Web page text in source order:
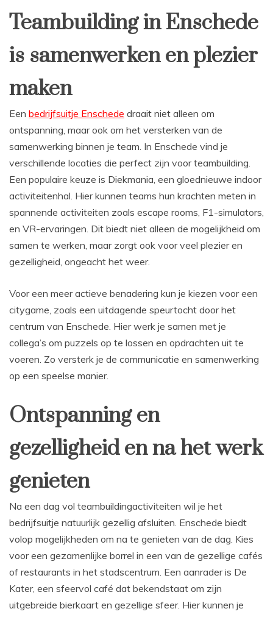
Teambuilding in Enschede
is samenwerken en plezier
maken
Een bedrijfsuitje Enschede draait niet alleen om
ontspanning, maar ook om het versterken van de
samenwerking binnen je team. In Enschede vind je
verschillende locaties die perfect zijn voor teambuilding.
Een populaire keuze is Diekmania, een gloednieuwe indoor
activiteitenhal. Hier kunnen teams hun krachten meten in
spannende activiteiten zoals escape rooms, F1-simulators,
en VR-ervaringen. Dit biedt niet alleen de mogelijkheid om
samen te werken, maar zorgt ook voor veel plezier en
gezelligheid, ongeacht het weer.
Voor een meer actieve benadering kun je kiezen voor een
citygame, zoals een uitdagende speurtocht door het
centrum van Enschede. Hier werk je samen met je
collega’s om puzzels op te lossen en opdrachten uit te
voeren. Zo versterk je de communicatie en samenwerking
op een speelse manier.
Ontspanning en
gezelligheid en na het werk
genieten
Na een dag vol teambuildingactiviteiten wil je het
bedrijfsuitje natuurlijk gezellig afsluiten. Enschede biedt
volop mogelijkheden om na te genieten van de dag. Kies
voor een gezamenlijke borrel in een van de gezellige cafés
of restaurants in het stadscentrum. Een aanrader is De
Kater, een sfeervol café dat bekendstaat om zijn
uitgebreide bierkaart en gezellige sfeer. Hier kunnen je